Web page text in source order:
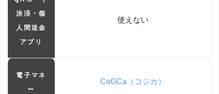
決済・個
人間送金
アプリ
使えない
電子マネ
ー
CoGCa（コジカ）